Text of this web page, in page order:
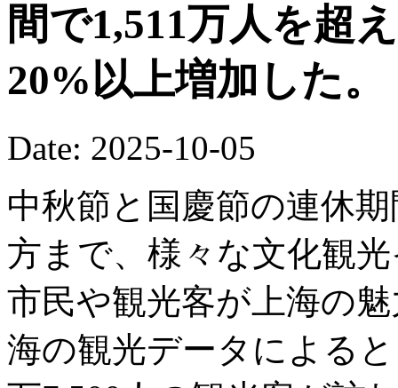
間で1,511万人を超
20%以上増加した。
Date: 2025-10-05
中秋節と国慶節の連休
方まで、様々な文化観
市民や観光客が上海の
海の観光データによる